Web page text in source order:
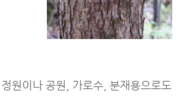
원이나 공원, 가로수, 분재용으로도